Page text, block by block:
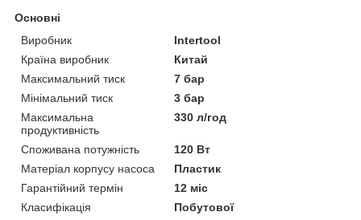
Основні
Виробник
Intertool
Країна виробник
Китай
Максимальний тиск
7 бар
Мінімальний тиск
3 бар
Максимальна
продуктивність
330 л/год
Споживана потужність
120 Вт
Матеріал корпусу насоса
Пластик
Гарантійний термін
12 міс
Класифікація
Побутової